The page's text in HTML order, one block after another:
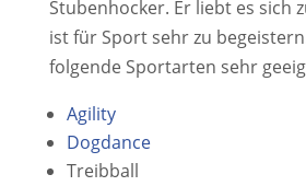
Stubenhocker. Er liebt es sich
ist für Sport sehr zu
folgende Sportarten sehr
Agility
Dogdance
Treibball